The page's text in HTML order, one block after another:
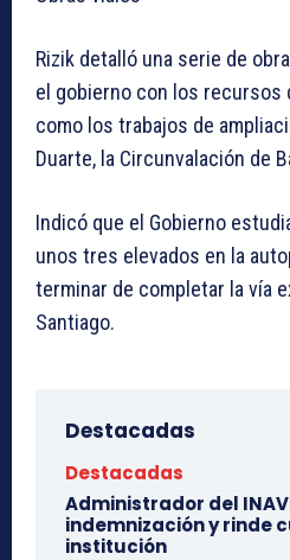
Rizik detalló una serie de
el gobierno con los recursos
como los trabajos de
Duarte, la Circunvalación de
Indicó que el Gobierno
unos tres elevados en la
terminar de completar la vía
Santiago.
Destacadas
Destacadas
Administrador del
indemnización y rinde
institución